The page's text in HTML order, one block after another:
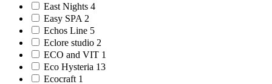
East Nights 4
Easy SPA 2
Echos Line 5
Eclore studio 2
ECO and VIT 1
Eco Hysteria 13
Ecocraft 1